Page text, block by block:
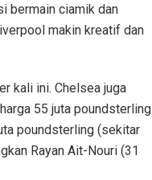
bermain ciamik dan
makin kreatif dan
kali ini. Chelsea juga
55 juta poundsterling
poundsterling (sekitar
Rayan Ait-Nouri (31